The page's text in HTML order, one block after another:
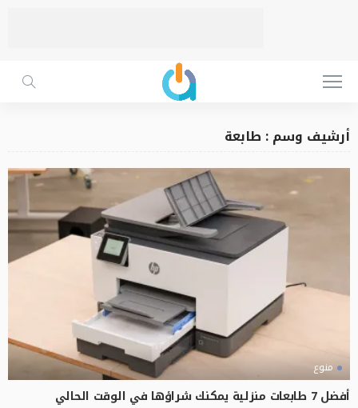
أرشيف وسم : طابعة
منوع
أفضل 7 طابعات منزلية يمكنك شراؤها في الوقت الحالي